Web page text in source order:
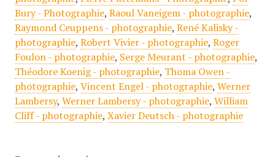
Bury - Photographie, Raoul Vaneigem - photographie,
Raymond Ceuppens - photographie, René Kalisky -
photographie, Robert Vivier - photographie, Roger
Foulon - photographie, Serge Meurant - photographie,
Théodore Koenig - photographie, Thoma Owen -
photographie, Vincent Engel - photographie, Werner
Lambersy, Werner Lambersy - photographie, William
Cliff - photographie, Xavier Deutsch - photographie